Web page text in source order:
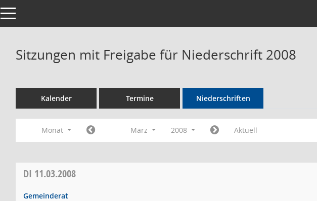
Toggle navigation
Sitzungen mit Freigabe für Niederschrift 2008
Kalender Termine Niederschriften
Monat März 2008 Aktuell
DI 11.03.2008
Gemeinderat